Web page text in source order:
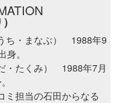
ち・まなぶ） 1988年9
。
・たくみ） 1988年7月
ミ担当の石田からなる